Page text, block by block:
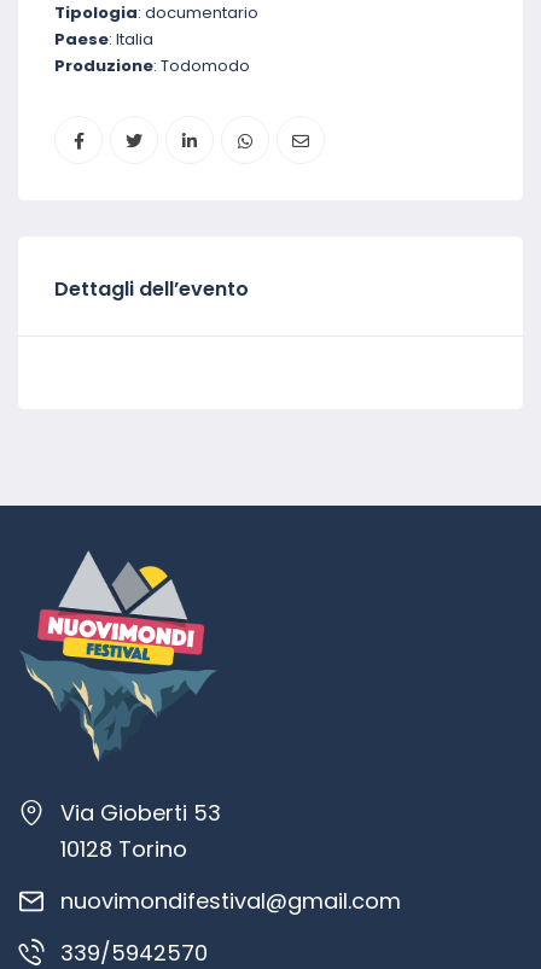
Tipologia: documentario
Paese: Italia
Produzione: Todomodo
Dettagli dell’evento
Via Gioberti 53
10128 Torino
nuovimondifestival@gmail.com
339/5942570